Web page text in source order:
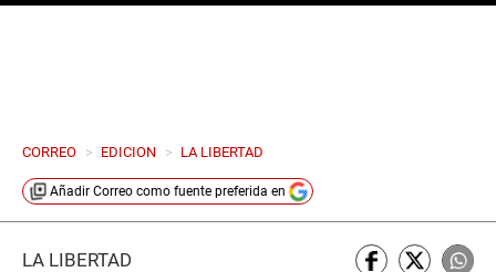
CORREO > EDICION > LA LIBERTAD
Añadir Correo como fuente preferida en
LA LIBERTAD